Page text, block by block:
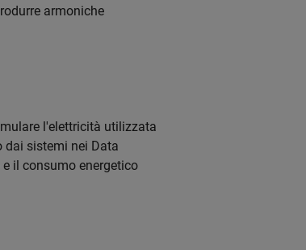
armoniche
l'elettricità utilizzata
dai sistemi nei Data
il consumo energetico